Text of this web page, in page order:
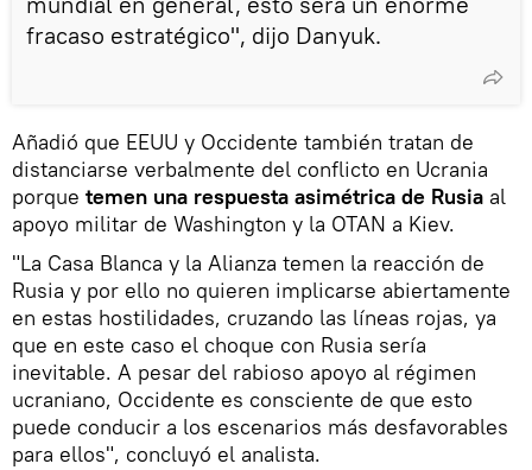
fracaso estratégico", dijo Danyuk.
Añadió que EEUU y Occidente también tratan de
distanciarse verbalmente del conflicto en Ucrania
porque temen una respuesta asimétrica de Rusia al
apoyo militar de Washington y la OTAN a Kiev.
"La Casa Blanca y la Alianza temen la reacción de
Rusia y por ello no quieren implicarse abiertamente
en estas hostilidades, cruzando las líneas rojas, ya
que en este caso el choque con Rusia sería
inevitable. A pesar del rabioso apoyo al régimen
ucraniano, Occidente es consciente de que esto
puede conducir a los escenarios más desfavorables
para ellos", concluyó el analista.